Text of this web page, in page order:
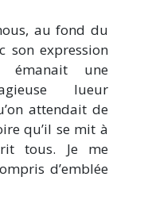
au fond du
son expression
émanait une
lueur
attendait de
qu’il se mit à
tous. Je me
d’emblée